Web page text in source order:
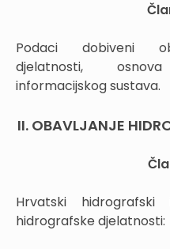
Podaci dobiveni
djelatnosti,
informacijskog sustava.
II. OBAVLJANJE
Hrvatski
hidrografske djelatnosti: